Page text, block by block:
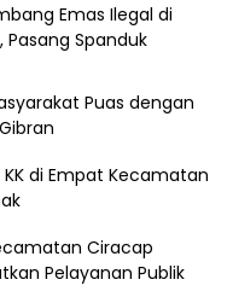
Emas Ilegal di
Spanduk
Puas dengan
di Empat Kecamatan
Ciracap
Pelayanan Publik